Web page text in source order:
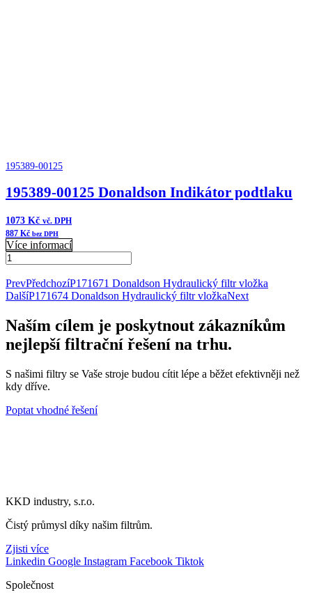
195389-00125
195389-00125 Donaldson Indikátor podtlaku
1073 Kč vč. DPH
887 Kč bez DPH
Více informací
195389-
Donaldson
Indikátor
množství
PrevPředchozíP171671 Donaldson Hydraulický filtr vložka
DalšíP171674 Donaldson Hydraulický filtr vložkaNext
Naším cílem je poskytnout zákazníkům
nejlepší filtrační řešení na trhu.
S našimi filtry se Vaše stroje budou cítit lépe a běžet efektivněji než
kdy dříve.
Poptat vhodné řešení
KKD industry, s.r.o.
Čistý průmysl díky našim filtrům.
Zjisti více
Linkedin Google Instagram Facebook Tiktok
Společnost